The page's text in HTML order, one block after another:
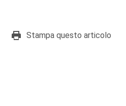
Stampa questo articolo